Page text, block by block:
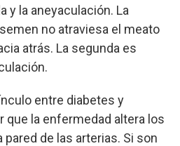
y la aneyaculación. La
no atraviesa el meato
atrás. La segunda es
entre diabetes y
que la enfermedad altera los
de las arterias. Si son